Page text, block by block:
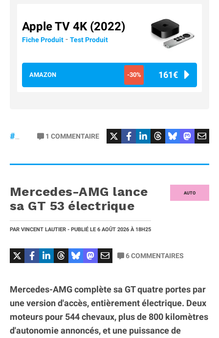
Apple TV 4K (2022)
Fiche Produit - Test Produit
AMAZON -30% 161€
#Football #liga
1 COMMENTAIRE
AUTO
Mercedes-AMG lance
sa GT 53 électrique
PAR VINCENT LAUTIER - PUBLIÉ LE 6 AOÛT 2026 À 18H25
6COMMENTAIRES
Mercedes-AMG complète sa GT quatre portes par
une version d'accès, entièrement électrique. Deux
moteurs pour 544 chevaux, plus de 800 kilomètres
d'autonomie annoncés, et une puissance de